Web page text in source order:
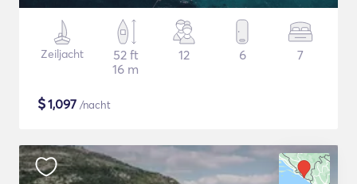
Zeiljacht
52 ft
16 m
12 6 7
$1,097 /nacht